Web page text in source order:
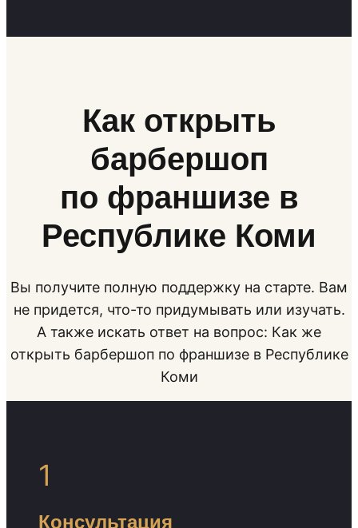
Как открыть
барбершоп
по франшизе в
Республике Коми
Вы получите полную поддержку на старте. Вам
не придется, что-то придумывать или изучать.
А также искать ответ на вопрос: Как же
открыть барбершоп по франшизе в Республике
Коми
1
Консультация